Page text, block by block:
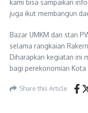
kami bisa sampaikan
juga ikut membangun
Bazar UMKM dan stan
selama rangkaian
Diharapkan kegiatan ini
bagi perekonomian Kota
Share this Article